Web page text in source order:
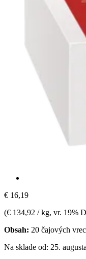
€ 16,19
(€ 134,92 / kg, vr. 19%
Obsah: 20 čajových
Na sklade od: 25. augusta